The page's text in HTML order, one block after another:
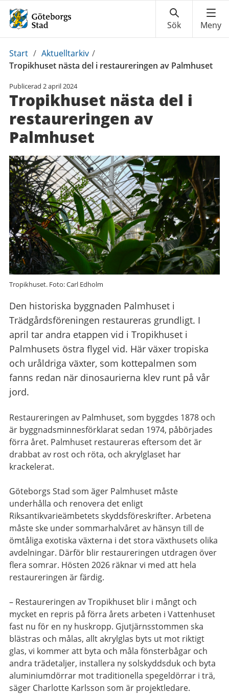
Du
är
Start / Aktuelltarkiv /
Tropikhuset nästa del i restaureringen av Palmhuset
Publicerad 2 april 2024
Tropikhuset nästa del i
restaureringen av
Palmhuset
Tropikhuset. Foto: Carl Edholm
Den historiska byggnaden Palmhuset i
Trädgårdsföreningen restaureras grundligt. I
april tar andra etappen vid i Tropikhuset i
Palmhusets östra flygel vid. Här växer tropiska
och uråldriga växter, som kottepalmen som
fanns redan när dinosaurierna klev runt på vår
jord.
Restaureringen av Palmhuset, som byggdes 1878 och
är byggnadsminnesförklarat sedan 1974, påbörjades
förra året. Palmhuset restaureras eftersom det är
drabbat av rost och röta, och akrylglaset har
krackelerat.
Göteborgs Stad som äger Palmhuset måste
underhålla och renovera det enligt
Riksantikvarieämbetets skyddsföreskrifter. Arbetena
måste ske under sommarhalvåret av hänsyn till de
ömtåliga exotiska växterna i det stora växthusets olika
avdelningar. Därför blir restaureringen utdragen över
flera somrar. Hösten 2026 räknar vi med att hela
restaureringen är färdig.
– Restaureringen av Tropikhuset blir i mångt och
mycket en repris på förra årets arbeten i Vattenhuset
fast nu för en ny huskropp. Gjutjärnsstommen ska
blästras och målas, allt akrylglas byts ut mot riktigt
glas, vi kommer att byta och måla fönsterbågar och
andra trädetaljer, installera ny solskyddsduk och byta
aluminiumdörrar mot traditionella spegeldörrar i trä,
säger Charlotte Karlsson som är projektledare.